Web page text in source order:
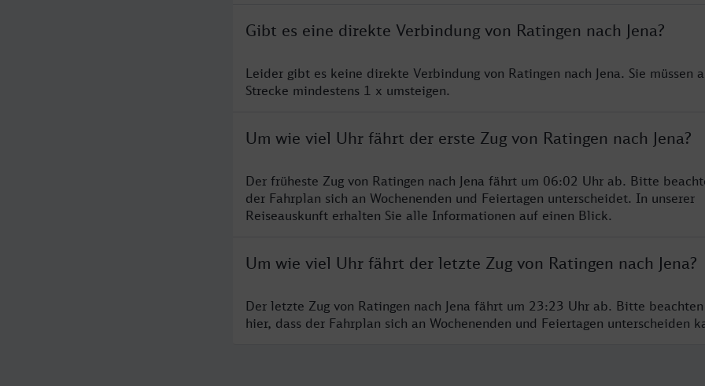
Gibt es eine direkte Verbindung von Ratingen nach Jena?
Leider gibt es keine direkte Verbindung von Ratingen nach Jena. Sie müssen
Strecke mindestens 1 x umsteigen.
Um wie viel Uhr fährt der erste Zug von Ratingen nach Jena?
Der früheste Zug von Ratingen nach Jena fährt um 06:02 Uhr ab. Bitte
der Fahrplan sich an Wochenenden und Feiertagen unterscheidet. In unserer
Reiseauskunft erhalten Sie alle Informationen auf einen Blick.
Um wie viel Uhr fährt der letzte Zug von Ratingen nach Jena?
Der letzte Zug von Ratingen nach Jena fährt um 23:23 Uhr ab. Bitte beachten
hier, dass der Fahrplan sich an Wochenenden und Feiertagen unterscheiden